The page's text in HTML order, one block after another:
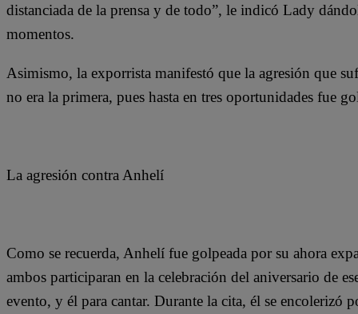
distanciada de la prensa y de todo”, le indicó Lady
momentos.
Asimismo, la exporrista manifestó que la agresión que
no era la primera, pues hasta en tres oportunidades fue
La agresión contra Anhelí
Como se recuerda, Anhelí fue golpeada por su ahora
ambos participaran en la celebración del aniversario de
evento, y él para cantar. Durante la cita, él se encolerizó